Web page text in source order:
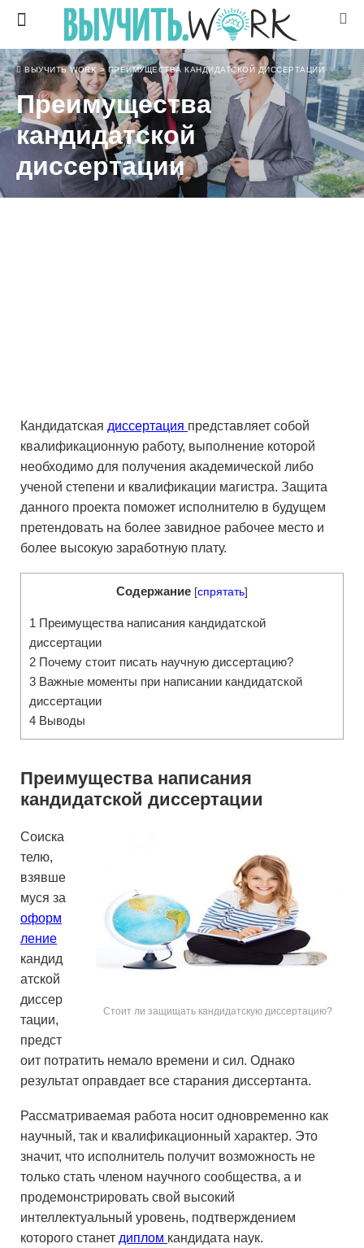
ВЫУЧИТЬ WORK > ПРЕИМУЩЕСТВА КАНДИДАТСКОЙ ДИССЕРТАЦИИ
Преимущества
кандидатской
диссертации
Кандидатская диссертация представляет собой
квалификационную работу, выполнение которой
необходимо для получения академической либо
ученой степени и квалификации магистра. Защита
данного проекта поможет исполнителю в будущем
претендовать на более завидное рабочее место и
более высокую заработную плату.
Содержание [спрятать]
1 Преимущества написания кандидатской
диссертации
2 Почему стоит писать научную диссертацию?
3 Важные моменты при написании кандидатской
диссертации
4 Выводы
Преимущества написания
кандидатской диссертации
Стоит ли защищать кандидатскую диссертацию?
Соиска
телю,
взявше
муся за
оформ
ление
кандид
атской
диссер
тации,
предст
оит потратить немало времени и сил. Однако
результат оправдает все старания диссертанта.
Рассматриваемая работа носит одновременно как
научный, так и квалификационный характер. Это
значит, что исполнитель получит возможность не
только стать членом научного сообщества, а и
продемонстрировать свой высокий
интеллектуальный уровень, подтверждением
которого станет диплом кандидата наук.